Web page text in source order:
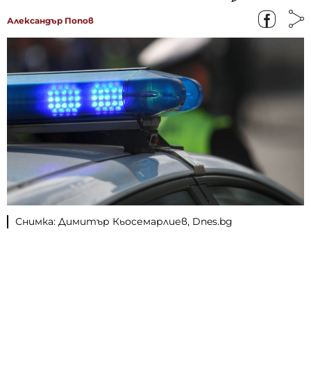
Александър Попов
Снимка: Димитър Кьосемарлиев, Dnes.bg